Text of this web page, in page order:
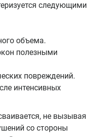
следующими
объема.
полезными
повреждений.
интенсивных
не вызывая
со стороны